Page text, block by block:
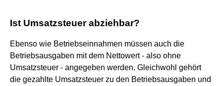
Ist Umsatzsteuer abziehbar?
Ebenso wie Betriebseinnahmen müssen auch die
Betriebsausgaben mit dem Nettowert - also ohne
Umsatzsteuer - angegeben werden. Gleichwohl gehört
die gezahlte Umsatzsteuer zu den Betriebsausgaben und